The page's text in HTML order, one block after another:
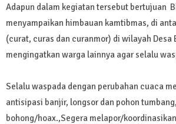
Adapun dalam kegiatan tersebut bertujuan
menyampaikan himbauan kamtibmas, di
(curat, curas dan curanmor) di wilayah Desa
mengingatkan warga lainnya agar selalu
Selalu waspada dengan perubahan cuaca
antisipasi banjir, longsor dan pohon
bohong/hoax.,Segera melapor/